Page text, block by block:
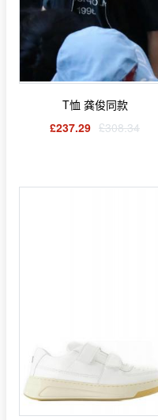
T恤 龚俊同款
£237.29 £308.34